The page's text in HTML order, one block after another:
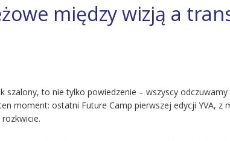
między wizją a
szalony, to nie tylko powiedzenie – wszyscy
moment: ostatni Future Camp pierwszej edycji YVA, z